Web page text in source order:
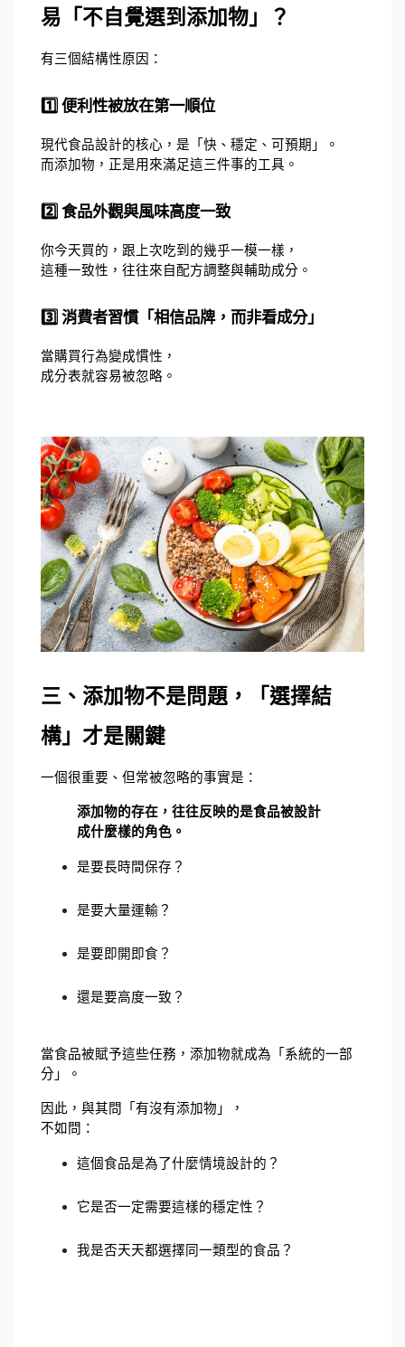
易「不自覺選到添加物」？
有三個結構性原因：
1️⃣ 便利性被放在第一順位
現代食品設計的核心，是「快、穩定、可預期」。
而添加物，正是用來滿足這三件事的工具。
2️⃣ 食品外觀與風味高度一致
你今天買的，跟上次吃到的幾乎一模一樣，
這種一致性，往往來自配方調整與輔助成分。
3️⃣ 消費者習慣「相信品牌，而非看成分」
當購買行為變成慣性，
成分表就容易被忽略。
三、添加物不是問題，「選擇結
構」才是關鍵
一個很重要、但常被忽略的事實是：
添加物的存在，往往反映的是食品被設計
成什麼樣的角色。
是要長時間保存？
是要大量運輸？
是要即開即食？
還是要高度一致？
當食品被賦予這些任務，添加物就成為「系統的一部
分」。
因此，與其問「有沒有添加物」，
不如問：
這個食品是為了什麼情境設計的？
它是否一定需要這樣的穩定性？
我是否天天都選擇同一類型的食品？